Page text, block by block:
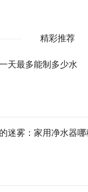
精彩推荐
天最多能制多少水
迷雾：家用净水器哪